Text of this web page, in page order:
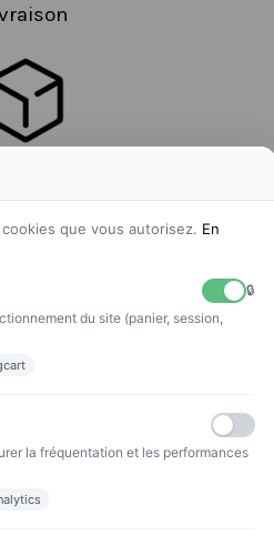
La poste
que vous autorisez. En
🔒
du site (panier, session,
la fréquentation et les performances